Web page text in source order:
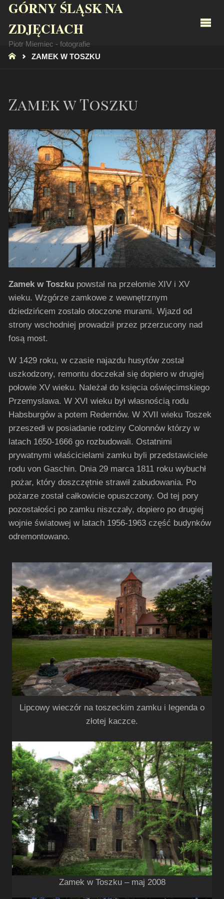
GÓRNY ŚLĄSK NA
ZDJĘCIACH
Piotr Miemiec - fotografie
STRONA
ZAMEK W TOSZKU
Zamek w Toszku
Zamek w Toszku powstał na przełomie XIV i XV
wieku. Wzgórze zamkowe z wewnętrznym
dziedzińcem zostało otoczone murami. Wjazd od
strony wschodniej prowadził przez przerzucony nad
fosą most.
W 1429 roku, w czasie najazdu husytów został
uszkodzony, remontu doczekał się dopiero w drugiej
połowie XV wieku. Należał do księcia oświęcimskiego
Przemysława. W XVI wieku był własnością rodu
Habsburgów a potem Redernów. W XVII wieku Toszek
przeszedł w posiadanie rodziny Colonnów którzy w
latach 1650-1666 go rozbudowali. Ostatnimi
prywatnymi właścicielami zamku byli przedstawiciele
rodu von Gaschin. Dnia 29 marca 1811 roku wybuchł
pożar, który doszczętnie strawił zabudowania. Po
pożarze został całkowicie opuszczony. Od tej pory
pozostałości po zamku niszczały, dopiero po drugiej
wojnie światowej w latach 1956-1963 część budynków
odremontowano.
Lipcowy wieczór na toszeckim zamku i legenda o
złotej kaczce.
Zamek w Toszku – maj 2008